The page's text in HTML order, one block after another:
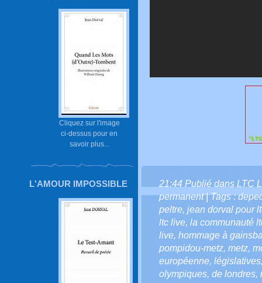
Cliquez sur l'image
ci-dessus pour en
savoir plus...
L'AMOUR IMPOSSIBLE 21:44 Publié dans LTC
permanent| Tags :
peltre, jean dorval pour
ltc live, la communauté
live, hommage à
pompidou-metz, metz,
européenne, législatives
olympiques, de londres,